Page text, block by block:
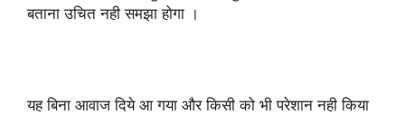
बताना उचित नही समझा होगा ।
यह बिना आवाज दिये आ गया और किसी को भी परेशान नही किया